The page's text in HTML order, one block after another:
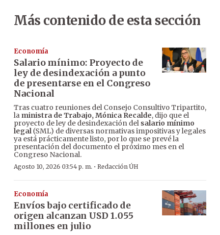
Más contenido de esta sección
Economía
Salario mínimo: Proyecto de
ley de desindexación a punto
de presentarse en el Congreso
Nacional
Tras cuatro reuniones del Consejo Consultivo Tripartito,
la ministra de Trabajo, Mónica Recalde, dijo que el
proyecto de ley de desindexación del salario mínimo
legal(SML) de diversas normativas impositivas y legales
ya está prácticamente listo, por lo que se prevé la
presentación del documento el próximo mes en el
Congreso Nacional.
Agosto 10, 2026 03:54 p. m. · Redacción ÚH
Economía
Envíos bajo certificado de
origen alcanzan USD 1.055
millones en julio